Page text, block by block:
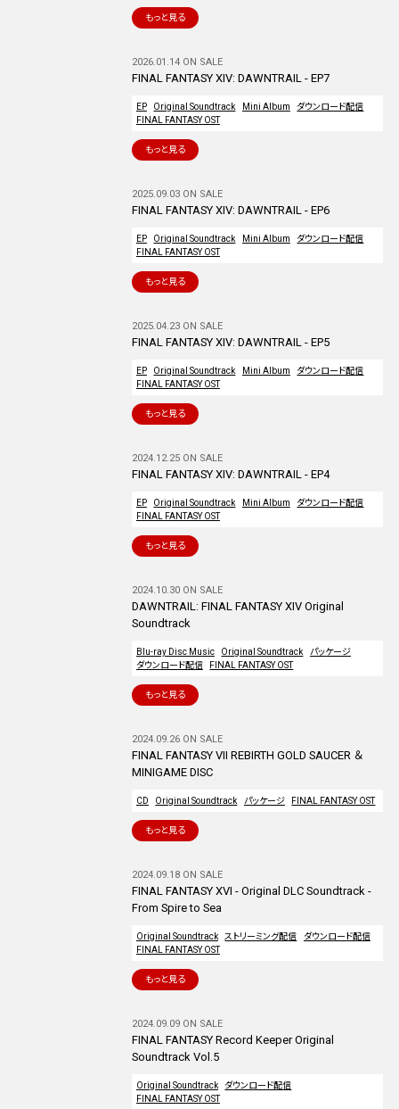
もっと見る
2026.01.14 ON SALE
FINAL FANTASY XIV: DAWNTRAIL - EP7
EP Original Soundtrack Mini Album
ダウンロード配信
FINAL FANTASY OST
もっと見る
2025.09.03 ON SALE
FINAL FANTASY XIV: DAWNTRAIL - EP6
EP Original Soundtrack Mini Album
ダウンロード配信
FINAL FANTASY OST
もっと見る
2025.04.23 ON SALE
FINAL FANTASY XIV: DAWNTRAIL - EP5
EP Original Soundtrack Mini Album
ダウンロード配信
FINAL FANTASY OST
もっと見る
2024.12.25 ON SALE
FINAL FANTASY XIV: DAWNTRAIL - EP4
EP Original Soundtrack Mini Album
ダウンロード配信
FINAL FANTASY OST
もっと見る
2024.10.30 ON SALE
DAWNTRAIL: FINAL FANTASY XIV Original
Soundtrack
Blu-ray Disc Music Original Soundtrack
パッケージ
ダウンロード配信
FINAL FANTASY OST
もっと見る
2024.09.26 ON SALE
FINAL FANTASY VII REBIRTH GOLD SAUCER ＆
MINIGAME DISC
CD Original Soundtrack パッケージ FINAL FANTASY OST
もっと見る
2024.09.18 ON SALE
FINAL FANTASY XVI - Original DLC Soundtrack -
From Spire to Sea
Original Soundtrack ストリーミング配信
ダウンロード配信
FINAL FANTASY OST
もっと見る
2024.09.09 ON SALE
FINAL FANTASY Record Keeper Original
Soundtrack Vol.5
Original Soundtrack
ダウンロード配信
FINAL FANTASY OST